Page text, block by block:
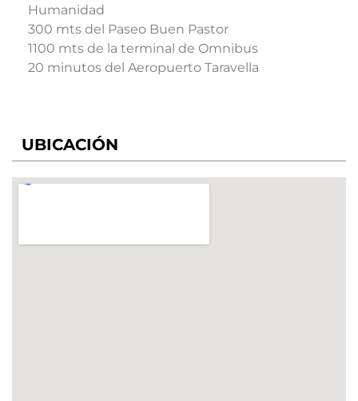
Humanidad
300 mts del Paseo Buen Pastor
1100 mts de la terminal de Omnibus
20 minutos del Aeropuerto Taravella
UBICACIÓN